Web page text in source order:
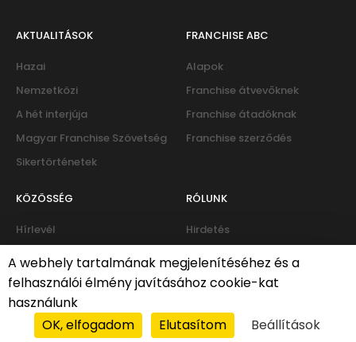
AKTUALITÁSOK
Hazai
Nemzetközi
A hét interjúja
Magyar Franchise Szövetség
Sikertörténetek
FRANCHISE ABC
Alapok
Franchise átvevőknek
Franchise átadóknak
Franchise szerződés
KÖZÖSSÉG
Hírlevél
Fórum
RÓLUNK
Hirdetés
Kapcsolat
Süti-policy | Adatvédelmi irányelvek
A webhely tartalmának megjelenítéséhez és a
felhasználói élmény javításához cookie-kat
használunk
OK, elfogadom
Elutasítom
Beállítások